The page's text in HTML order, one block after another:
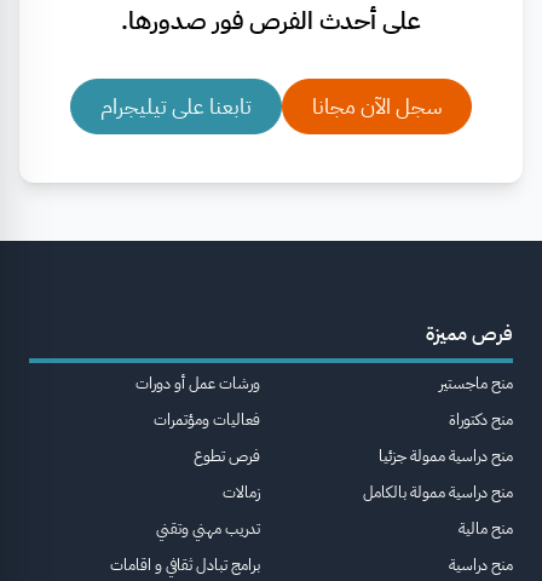
على أحدث الفرص فور صدورها.
سجل الآن مجانا تابعنا على تيليجرام
فرص مميزة
منح ماجستير
منح دكتوراة
منح دراسية ممولة جزئيا
منح دراسية ممولة بالكامل
منح مالية
منح دراسية
ورشات عمل أو دورات
فعاليات ومؤتمرات
فرص تطوع
زمالات
تدريب مهني وتقني
برامج تبادل ثقافي و اقامات